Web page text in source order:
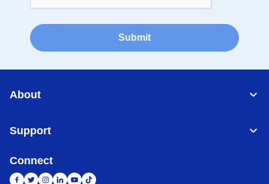
Submit
About
Support
Connect